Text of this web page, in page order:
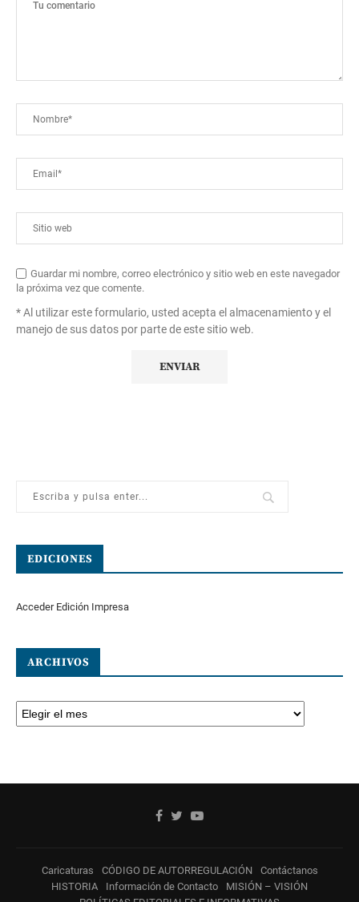
Guardar mi nombre, correo electrónico y sitio web en este navegador
la próxima vez que comente.
* Al utilizar este formulario, usted acepta el almacenamiento y el
manejo de sus datos por parte de este sitio web.
EDICIONES
Acceder Edición Impresa
ARCHIVOS
Caricaturas CÓDIGO DE AUTORREGULACIÓN
Contáctanos
HISTORIA
Información de Contacto
MISIÓN – VISIÓN